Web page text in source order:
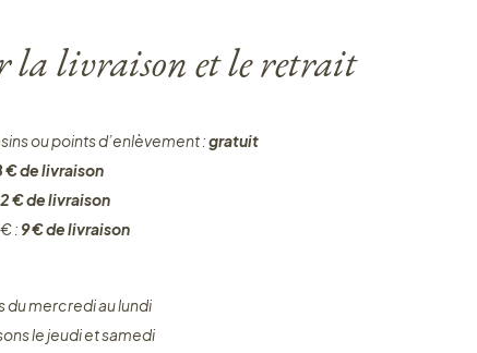
la livraison et le retrait
ou points d’enlèvement :gratuit
€ de livraison
€ de livraison
: 9 € de livraison
du mercredi au lundi
le jeudi et samedi